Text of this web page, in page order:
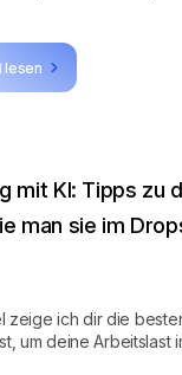
lesen
mit KI: Tipps zu
man sie im
zeige ich dir die
um deine Arbeitslast